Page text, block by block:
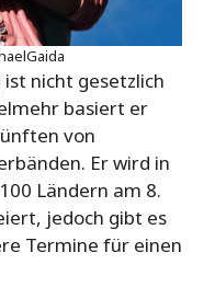
nicht gesetzlich
basiert er
von
Er wird in
Ländern am 8.
jedoch gibt es
Termine für einen